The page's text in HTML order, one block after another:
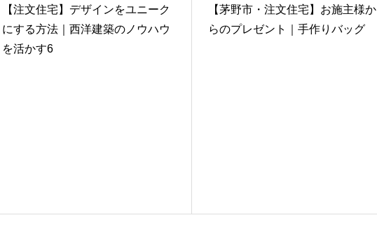
【注文住宅】デザインをユニーク
にする方法｜西洋建築のノウハウ
を活かす6
【茅野市・注文住宅】お施主様か
らのプレゼント｜手作りバッグ